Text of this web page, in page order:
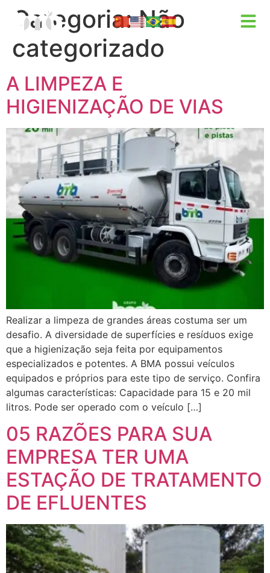
Categoria:Não
categorizado
A LIMPEZA E
HIGIENIZAÇÃO DE VIAS
Realizar a limpeza de grandes áreas costuma ser um
desafio. A diversidade de superfícies e resíduos exige
que a higienização seja feita por equipamentos
especializados e potentes. A BMA possui veículos
equipados e próprios para este tipo de serviço. Confira
algumas características: Capacidade para 15 e 20 mil
litros. Pode ser operado com o veículo […]
05 RAZÕES PARA SUA
EMPRESA TER UMA
ESTAÇÃO DE TRATAMENTO
DE EFLUENTES